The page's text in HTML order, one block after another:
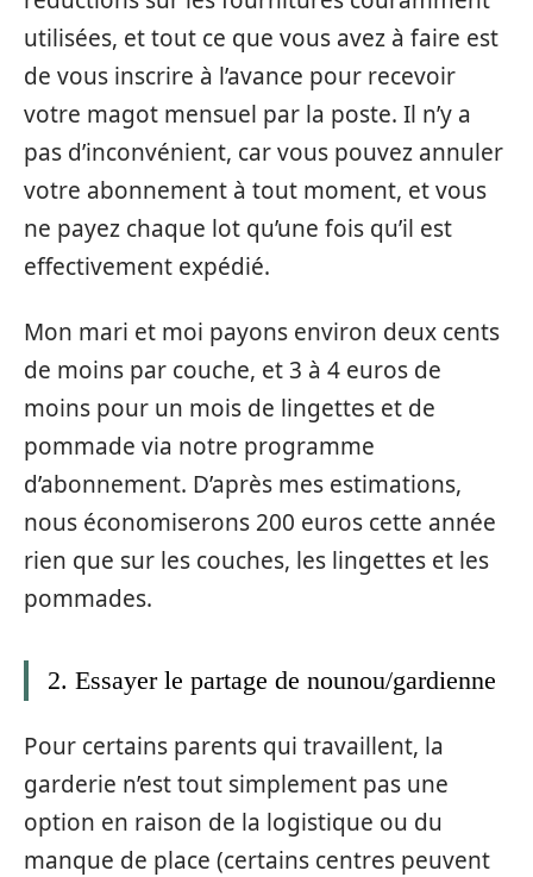
utilisées, et tout ce que vous avez à faire est
de vous inscrire à l’avance pour recevoir
votre magot mensuel par la poste. Il n’y a
pas d’inconvénient, car vous pouvez annuler
votre abonnement à tout moment, et vous
ne payez chaque lot qu’une fois qu’il est
effectivement expédié.
Mon mari et moi payons environ deux cents
de moins par couche, et 3 à 4 euros de
moins pour un mois de lingettes et de
pommade via notre programme
d’abonnement. D’après mes estimations,
nous économiserons 200 euros cette année
rien que sur les couches, les lingettes et les
pommades.
2. Essayer le partage de nounou/gardienne
Pour certains parents qui travaillent, la
garderie n’est tout simplement pas une
option en raison de la logistique ou du
manque de place (certains centres peuvent